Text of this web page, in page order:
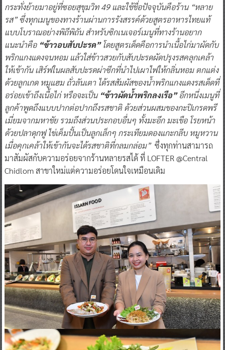
กระทั่งย้ายมาอยู่ที่ซอยสุขุมวิท 49 และใช้ชื่อปัจจุบันคือร้าน “หลาย
รส” ซึ่งทุกเมนูของทางร้านผ่านการรังสรรค์ด้วยสูตรอาหารไทยแท้
แบบโบราณอย่างพิถีพิถัน สำหรับซิกเนเจอร์เมนูที่ทางร้านอยาก
แนะนำคือ “ข้าวอบสับปะรด”โดยสูตรเด็ดคือการนำเนื้อไก่มาผัดกับ
พริกแกงแดงจนหอม แล้วใส่ข้าวสวยกับสับปะรดผัดปรุงรสคลุกเคล้า
ให้เข้ากัน เสิร์ฟในผลสับปะรดผ่าซีกที่นำไปเผาไฟให้กลิ่นหอม ตกแต่ง
ด้วยลูกเกด หมูแฮม ถั่วลันเตา ได้รสสัมผัสของน้ำพริกแกงแดงรสเด็ดที่
อร่อยเข้าถึงเนื้อไก่ หรือจะเป็น “ข้าวผัดน้ำพริกลงเรือ”อีกหนึ่งเมนูที่
ลูกค้าพูดถึงแบบปากต่อปากถึงรสชาติ ด้วยส่วนผสมของกะปิเกรดพรี
เมี่ยมจากมหาชัย รวมถึงส่วนประกอบอื่นๆ ทั้งมะอึก มะเขือ โรยหน้า
ด้วยปลาดุกฟู ไข่เค็มปั้นเป็นลูกเล็กๆ กระเทียมดองแกะกลีบ หมูหวาน
เมื่อคุกเคล้าให้เข้ากันจะได้รสชาติที่กลมกล่อม” ซึ่งทุกท่านสามารถ
มาสัมผัสกับความอร่อยจากร้านหลายรสได้ ที่ LOFTER @Central
Chidlom สาขาใหม่แต่ความอร่อยโดนใจเหมือนเดิม